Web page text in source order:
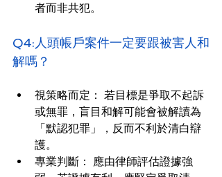
者而非共犯。
Q4:人頭帳戶案件一定要跟被害人和
解嗎？
視策略而定： 若目標是爭取不起訴
或無罪，盲目和解可能會被解讀為
「默認犯罪」，反而不利於清白辯
護。
專業判斷： 應由律師評估證據強